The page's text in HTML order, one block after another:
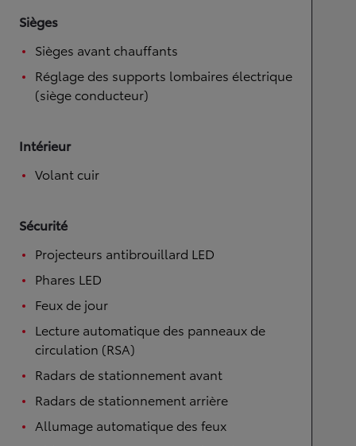
Sièges
Sièges avant chauffants
Réglage des supports lombaires électrique
(siège conducteur)
Intérieur
Volant cuir
Sécurité
Projecteurs antibrouillard LED
Phares LED
Feux de jour
Lecture automatique des panneaux de
circulation (RSA)
Radars de stationnement avant
Radars de stationnement arrière
Allumage automatique des feux